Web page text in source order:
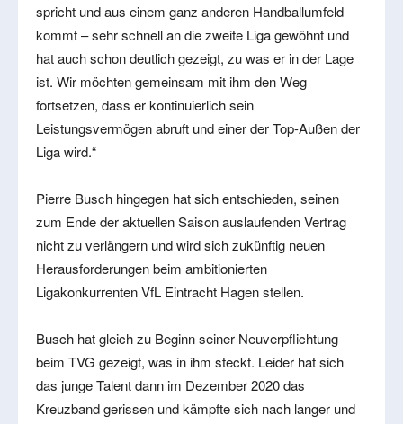
spricht und aus einem ganz anderen Handballumfeld
kommt – sehr schnell an die zweite Liga gewöhnt und
hat auch schon deutlich gezeigt, zu was er in der Lage
ist. Wir möchten gemeinsam mit ihm den Weg
fortsetzen, dass er kontinuierlich sein
Leistungsvermögen abruft und einer der Top-Außen der
Liga wird.“
Pierre Busch hingegen hat sich entschieden, seinen
zum Ende der aktuellen Saison auslaufenden Vertrag
nicht zu verlängern und wird sich zukünftig neuen
Herausforderungen beim ambitionierten
Ligakonkurrenten VfL Eintracht Hagen stellen.
Busch hat gleich zu Beginn seiner Neuverpflichtung
beim TVG gezeigt, was in ihm steckt. Leider hat sich
das junge Talent dann im Dezember 2020 das
Kreuzband gerissen und kämpfte sich nach langer und